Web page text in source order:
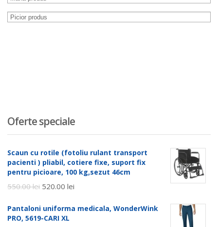
Oferte speciale
Scaun cu rotile (fotoliu rulant transport
pacienti ) pliabil, cotiere fixe, suport fix
pentru picioare, 100 kg,sezut 46cm
550.00lei 520.00 lei
Pantaloni uniforma medicala, WonderWink
PRO, 5619-CARI XL